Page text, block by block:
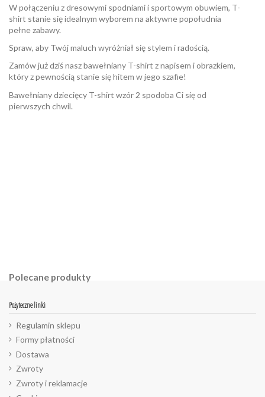
W połączeniu z dresowymi spodniami i sportowym obuwiem, T-
shirt stanie się idealnym wyborem na aktywne popołudnia
pełne zabawy.
Spraw, aby Twój maluch wyróżniał się stylem i radością.
Zamów już dziś nasz bawełniany T-shirt z napisem i obrazkiem,
który z pewnością stanie się hitem w jego szafie!
Bawełniany dziecięcy T-shirt wzór 2 spodoba Ci się od
pierwszych chwil.
Polecane produkty
Pożyteczne linki
Regulamin sklepu
Formy płatności
Dostawa
Zwroty
Zwroty i reklamacje